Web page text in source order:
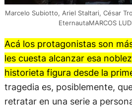
Marcelo Subiotto, Ariel Staltari, César
EternautaMARCOS
Acá los protagonistas son
les cuesta alcanzar esa
historieta figura desde la
tragedia es, posiblemente,
retratar en una serie a